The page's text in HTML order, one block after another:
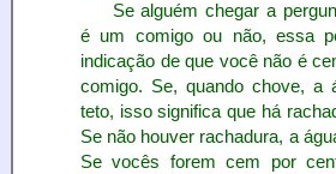
Se alguém chegar a
é um comigo ou não, essa
indicação de que você não é
comigo. Se, quando chove, a
teto, isso significa que há
Se não houver rachadura, a
Se vocês forem cem por